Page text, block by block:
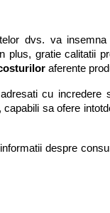
dvs. va
plus, gratie calitatii
aferente
cu incredere
sa ofere
despre